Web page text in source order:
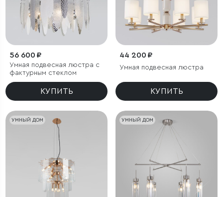
56 600 ₽
Умная подвесная люстра с
фактурным стеклом
КУПИТЬ
44 200 ₽
Умная подвесная люстра
КУПИТЬ
УМНЫЙ ДОМ УМНЫЙ ДОМ